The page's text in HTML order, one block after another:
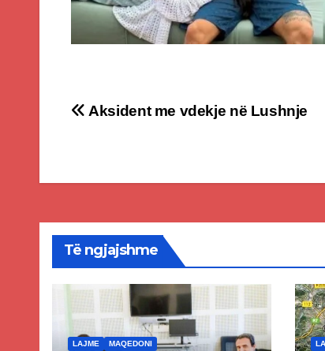
Post
Aksident me vdekje në Lushnje
Të ngjajshme
LAJME MAQEDONI